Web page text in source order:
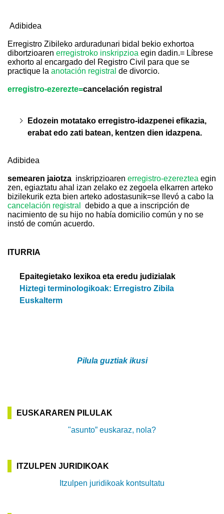
Adibidea
Erregistro Zibileko arduradunari bidal bekio exhortoa
dibortzioaren erregistroko inskripzioa egin dadin.= Líbrese
exhorto al encargado del Registro Civil para que se
practique la anotación registral de divorcio.
erregistro-ezerezte=cancelación registral
Edozein motatako erregistro-idazpenei efikazia,
erabat edo zati batean, kentzen dien idazpena.
Adibidea
semearen jaiotza inskripzioaren erregistro-ezereztea egin
zen, egiaztatu ahal izan zelako ez zegoela elkarren arteko
bizilekurik ezta bien arteko adostasunik=se llevó a cabo la
cancelación registral
debido a que a inscripción de
nacimiento de su hijo no había domicilio común y no se
instó de común acuerdo.
ITURRIA
Epaitegietako lexikoa eta eredu judizialak
Hiztegi terminologikoak: Erregistro Zibila
Euskalterm
Pilula guztiak ikusi
EUSKARAREN PILULAK
"asunto” euskaraz, nola?
ITZULPEN JURIDIKOAK
Itzulpen juridikoak kontsultatu